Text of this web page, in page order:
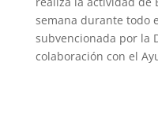
semana durante todo
subvencionada por la
colaboración con el